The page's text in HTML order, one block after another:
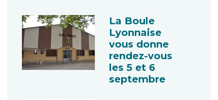
La Boule
Lyonnaise
vous donne
rendez-vous
les 5 et 6
septembre